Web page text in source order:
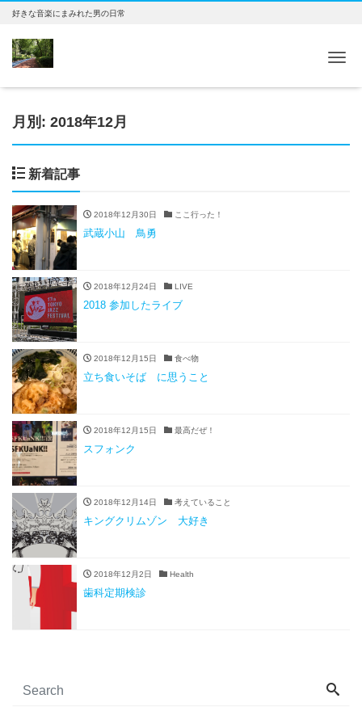
好きな音楽にまみれた男の日常
月別: 2018年12月
新着記事
2018年12月30日 ここ行った！
武蔵小山 鳥勇
2018年12月24日 LIVE
2018 参加したライブ
2018年12月15日 食べ物
立ち食いそば に思うこと
2018年12月15日 最高だぜ！
スフォンク
2018年12月14日 考えていること
キングクリムゾン 大好き
2018年12月2日 Health
歯科定期検診